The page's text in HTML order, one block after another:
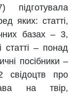
підготувала
яких: статті,
базах – 3,
статті – понад
посібники –
свідоцтв про
на твір,